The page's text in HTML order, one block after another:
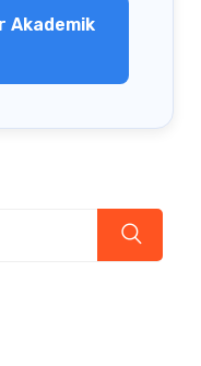
Akademik